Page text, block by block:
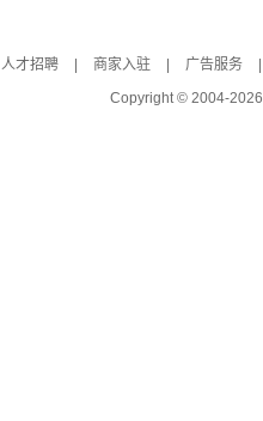
人才招聘 商家入驻 广告服务
Copyright © 2004-2026